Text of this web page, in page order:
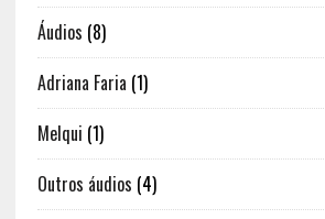
Áudios (8)
Adriana Faria (1)
Melqui (1)
Outros áudios (4)